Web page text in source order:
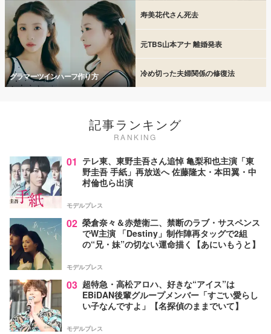
グラマーツインハーフ作り方
寿美花代さん死去
元TBS山本アナ 離婚発表
冷め切った夫婦関係の修復法
記事ランキング
RANKING
01 テレ東、東野圭吾さん追悼 亀梨和也主演「東
野圭吾 手紙」再放送へ 佐藤隆太・本田翼・中
村倫也ら出演
モデルプレス
02 榮倉奈々＆赤楚衛二、禁断のラブ・サスペンス
でW主演 「Destiny」制作陣再タッグで2組
の“兄・妹”の切ない運命描く【あにいもうと】
モデルプレス
03 超特急・高松アロハ、好きな“アイス”は
EBiDAN後輩グループメンバー「すごい愛らし
い子なんですよ」【名探偵のままでいて】
モデルプレス